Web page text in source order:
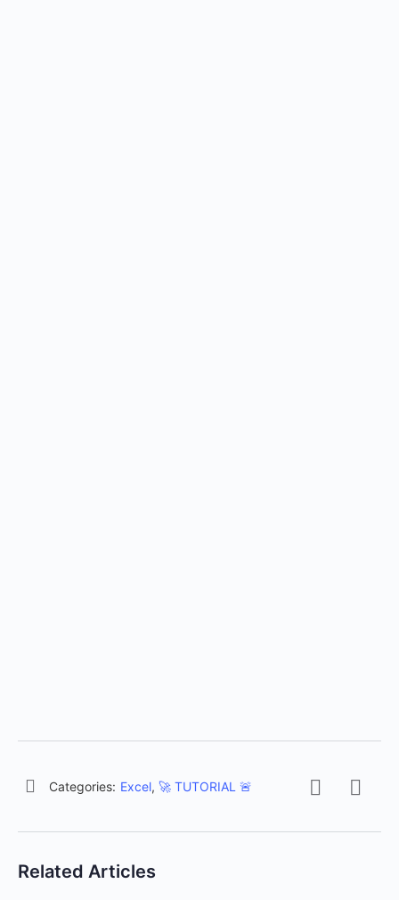
Categories: Excel, 🚀 TUTORIAL 🚨
Related Articles